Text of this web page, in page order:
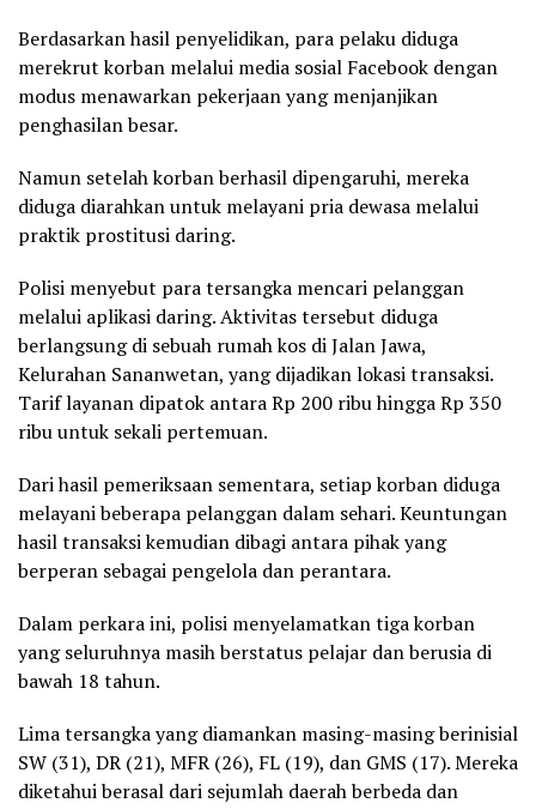
Berdasarkan hasil penyelidikan, para pelaku diduga
merekrut korban melalui media sosial Facebook dengan
modus menawarkan pekerjaan yang menjanjikan
penghasilan besar.
Namun setelah korban berhasil dipengaruhi, mereka
diduga diarahkan untuk melayani pria dewasa melalui
praktik prostitusi daring.
Polisi menyebut para tersangka mencari pelanggan
melalui aplikasi daring. Aktivitas tersebut diduga
berlangsung di sebuah rumah kos di Jalan Jawa,
Kelurahan Sananwetan, yang dijadikan lokasi transaksi.
Tarif layanan dipatok antara Rp 200 ribu hingga Rp 350
ribu untuk sekali pertemuan.
Dari hasil pemeriksaan sementara, setiap korban diduga
melayani beberapa pelanggan dalam sehari. Keuntungan
hasil transaksi kemudian dibagi antara pihak yang
berperan sebagai pengelola dan perantara.
Dalam perkara ini, polisi menyelamatkan tiga korban
yang seluruhnya masih berstatus pelajar dan berusia di
bawah 18 tahun.
Lima tersangka yang diamankan masing-masing berinisial
SW (31), DR (21), MFR (26), FL (19), dan GMS (17). Mereka
diketahui berasal dari sejumlah daerah berbeda dan